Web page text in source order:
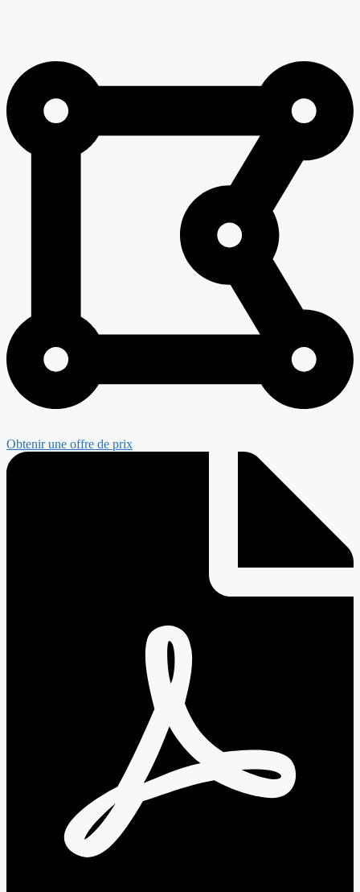
Obtenir une offre de prix